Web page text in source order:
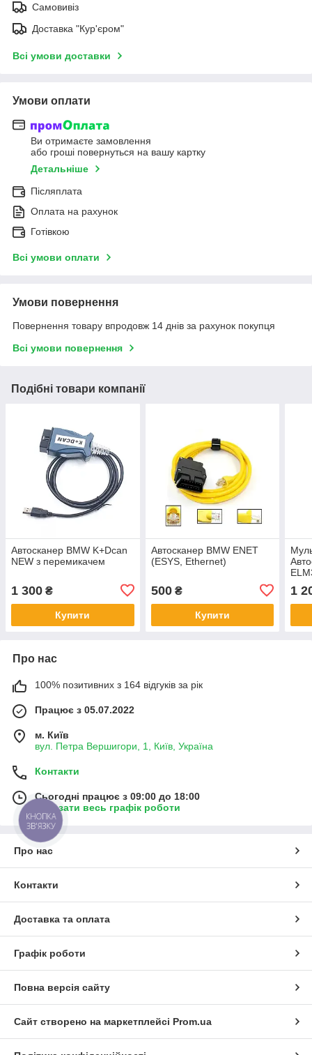
Самовивіз
Доставка "Кур'єром"
Всі умови доставки
Умови оплати
Ви отримаєте замовлення
або гроші повернуться на вашу картку
Детальніше
Післяплата
Оплата на рахунок
Готівкою
Всі умови оплати
Умови повернення
Повернення товару впродовж 14 днів за рахунок покупця
Всі умови повернення
Подібні товари компанії
Автосканер BMW K+Dcan
NEW з перемикачем
1 300 ₴
Купити
Автосканер BMW ENET
(ESYS, Ethernet)
500₴
Купити
1
Про нас
100% позитивних з 164 відгуків за рік
Працює з 05.07.2022
м. Київ
вул. Петра Вершигори, 1, Київ, Україна
Контакти
Сьогодні працює з 09:00 до 18:00
Показати весь графік роботи
Про нас
Контакти
Доставка та оплата
Графік роботи
Повна версія сайту
Сайт створено на маркетплейсі Prom.ua
КНОПКА
ЗВ'ЯЗКУ